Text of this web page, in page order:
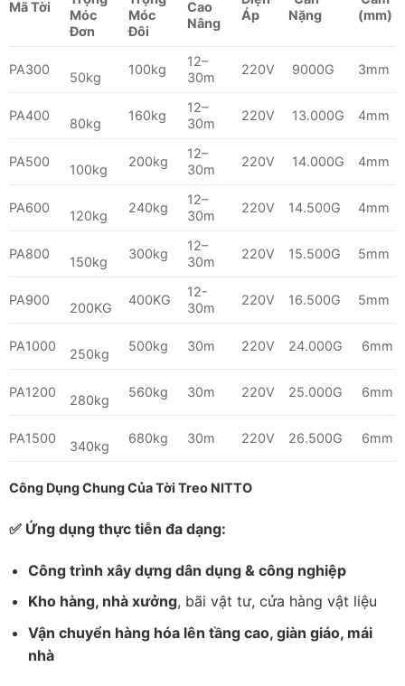
Mã Tời
Móc
Đơn
Móc
Đôi
Cao
Nâng
Áp
Nặng
(mm)
PA300
50kg
100kg
12–
30m
220V 9000G 3mm
PA400
80kg
160kg
12–
30m
220V 13.000G 4mm
PA500
100kg
200kg
12–
30m
220V 14.000G 4mm
PA600
120kg
240kg
12–
30m
220V 14.500G 4mm
PA800
150kg
300kg
12–
30m
220V 15.500G 5mm
PA900
200KG
400KG
12-
30m
220V 16.500G 5mm
PA1000
250kg
500kg 30m 220V 24.000G 6mm
PA1200
280kg
560kg 30m 220V 25.000G 6mm
PA1500
340kg
680kg 30m 220V 26.500G 6mm
Công Dụng Chung Của Tời Treo NITTO
✅ Ứng dụng thực tiễn đa dạng:
Công trình xây dựng dân dụng & công nghiệp
Kho hàng, nhà xưởng, bãi vật tư, cửa hàng vật liệu
Vận chuyển hàng hóa lên tầng cao, giàn giáo, mái
nhà